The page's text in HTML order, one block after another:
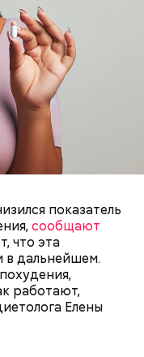
показатель
сообщают
что эта
в дальнейшем.
работают,
Елены
слайсами
терке),
в противень.
растительного
помидоры
шеф-повар.
потому что
И важно
добавила